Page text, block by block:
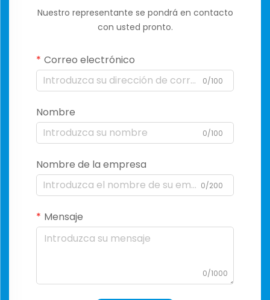
Nuestro representante se pondrá en contacto
con usted pronto.
Correo electrónico
0/100
Nombre
0/100
Nombre de la empresa
0/200
Mensaje
0/1000